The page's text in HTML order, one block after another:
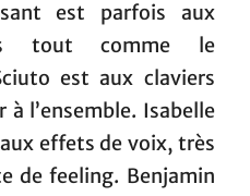
est parfois aux
tout comme le
est aux claviers
à l’ensemble. Isabelle
effets de voix, très
de feeling. Benjamin